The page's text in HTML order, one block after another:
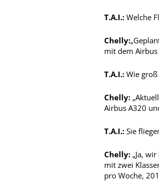
T.A.I.:Welche
Chelly:
mit dem Airbus
T.A.I.:Wie groß
Chelly:
Airbus A320
T.A.I.:Sie
Chelly:„Ja,
mit zwei
pro Woche,